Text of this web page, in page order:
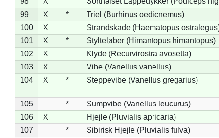
99
X *
Triel (Burhinus oedicnemus)
100
X
Strandskade (Haematopus
101
X *
Stylteløber (Himantopus himantopus)
102
X
Klyde (Recurvirostra avosetta)
103
X
Vibe (Vanellus vanellus)
104
X * Steppevibe (Vanellus gregarius)
105 *
Sumpvibe (Vanellus leucurus)
106
X
Hjejle (Pluvialis apricaria)
107
*
Sibirisk Hjejle (Pluvialis fulva)